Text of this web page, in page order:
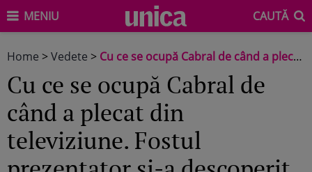
MENIU CAUTĂ
Home >Vedete > Cu ce se ocupă Cabral de când a plecat din televiziune. Fostul prezentator și-a descoperit o nouă pasiune: „Mă distrez de minune”
Cu ce se ocupă Cabral de
când a plecat din
televiziune. Fostul